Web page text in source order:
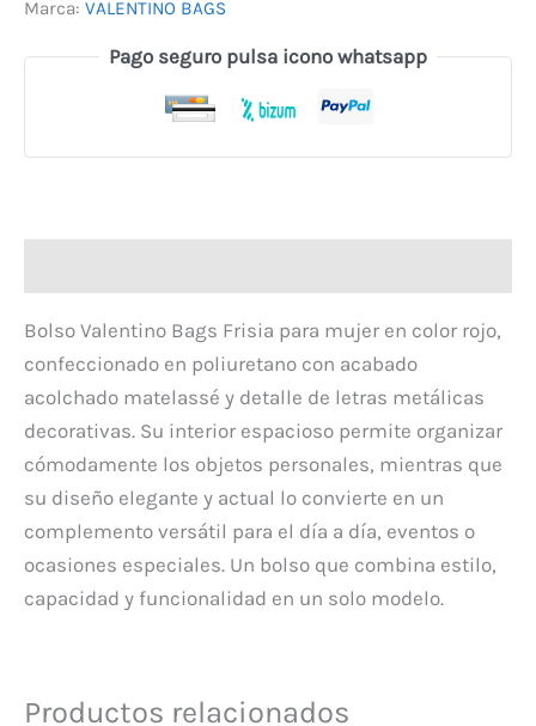
Marca: VALENTINO BAGS
Pago seguro pulsa icono whatsapp
Bolso Valentino Bags Frisia para mujer en color rojo,
confeccionado en poliuretano con acabado
acolchado matelassé y detalle de letras metálicas
decorativas. Su interior espacioso permite organizar
cómodamente los objetos personales, mientras que
su diseño elegante y actual lo convierte en un
complemento versátil para el día a día, eventos o
ocasiones especiales. Un bolso que combina estilo,
capacidad y funcionalidad en un solo modelo.
Productos relacionados